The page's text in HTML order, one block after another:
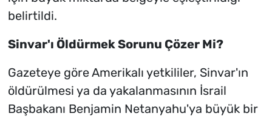
belirtildi.
Sinvar'ı Öldürmek Sorunu Çözer Mi?
Gazeteye göre Amerikalı yetkililer, Sinvar'ın
öldürülmesi ya da yakalanmasının İsrail
Başbakanı Benjamin Netanyahu'ya büyük bir